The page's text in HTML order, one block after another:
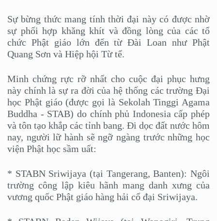
Sự bừng thức mang tính thời đại này có được nhờ
sự phối hợp khăng khít và đồng lòng của các tổ
chức Phật giáo lớn đến từ Đài Loan như Phật
Quang Sơn và Hiệp hội Từ tế.
Minh chứng rực rỡ nhất cho cuộc đại phục hưng
này chính là sự ra đời của hệ thống các trường Đại
học Phật giáo (được gọi là Sekolah Tinggi Agama
Buddha - STAB) do chính phủ Indonesia cấp phép
và tôn tạo khắp các tỉnh bang. Đi dọc đất nước hôm
nay, người lữ hành sẽ ngỡ ngàng trước những học
viện Phật học sầm uất:
* STABN Sriwijaya (tại Tangerang, Banten): Ngôi
trường công lập kiêu hãnh mang danh xưng của
vương quốc Phật giáo hàng hải cổ đại Sriwijaya.